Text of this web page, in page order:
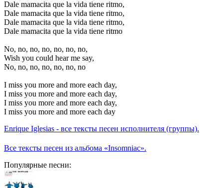
Dale mamacita que la vida tiene ritmo,
Dale mamacita que la vida tiene ritmo,
Dale mamacita que la vida tiene ritmo,
Dale mamacita que la vida tiene ritmo
No, no, no, no, no, no, no,
Wish you could hear me say,
No, no, no, no, no, no, no
I miss you more and more each day,
I miss you more and more each day,
I miss you more and more each day,
I miss you more and more each day
Enrique Iglesias - все тексты песен исполнителя (группы).
Все тексты песен из альбома «Insomniac».
Популярные песни: